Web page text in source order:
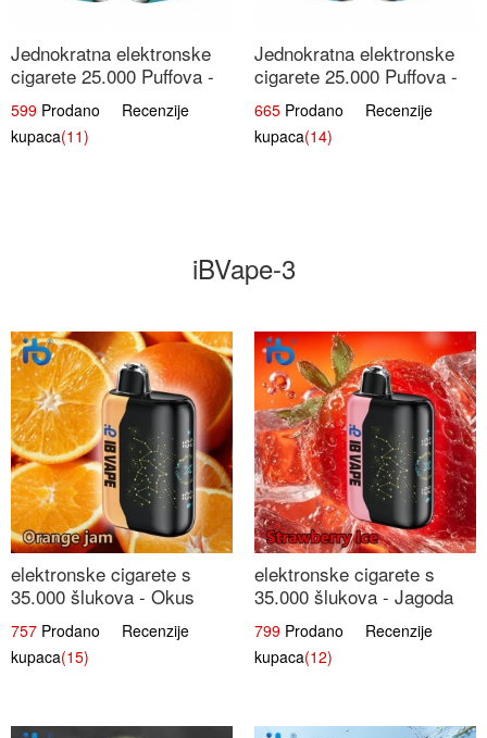
Jednokratna elektronske
cigarete 25.000 Puffova -
Kupina & Borovnica |
Šumska Voćna Mješavina
599 Prodano Recenzije
kupaca(11)
Jednokratna elektronske
cigarete 25.000 Puffova -
Jagodni Sladoled |
Kremasta Slatka Okus
665 Prodano Recenzije
kupaca(14)
iBVape-3
elektronske cigarete s
35.000 šlukova - Okus
Narančinog Džema |
Dugotrajno Iskustvo
757 Prodano Recenzije
kupaca(15)
elektronske cigarete s
35.000 šlukova - Jagoda
Led | Ohladivši i
Osježavajući Okus
799 Prodano Recenzije
kupaca(12)